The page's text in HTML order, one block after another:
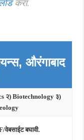
करा.
औरंगाबाद
२) Biotechnology ३)
वेबसाईट बघावी.